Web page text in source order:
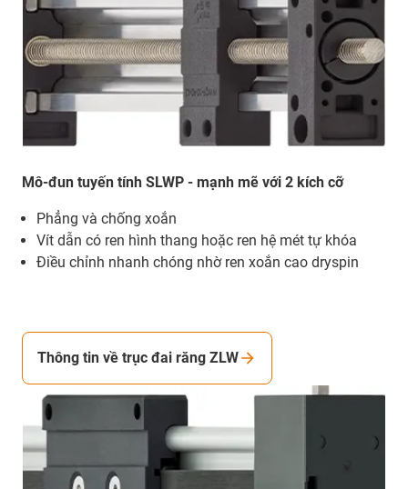
Mô-đun tuyến tính SLWP - mạnh mẽ với 2 kích cỡ
Phẳng và chống xoắn
Vít dẫn có ren hình thang hoặc ren hệ mét tự khóa
Điều chỉnh nhanh chóng nhờ ren xoắn cao dryspin
Thông tin về trục đai răng ZLW